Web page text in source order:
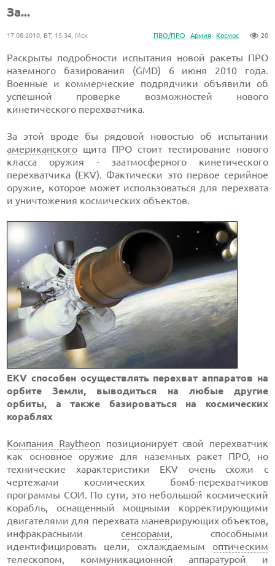
За...
ПВО/ПРО Армия Космос 20
17.08.2010, ВТ, 15:34, Мск
Раскрыты подробности испытания новой ракеты ПРО
наземного базирования (GMD) 6 июня 2010 года.
Военные и коммерческие подрядчики объявили об
успешной проверке возможностей нового
кинетического перехватчика.
За этой вроде бы рядовой новостью об испытании
американского щита ПРО стоит тестирование нового
класса оружия - заатмосферного кинетического
перехватчика (EKV). Фактически это первое серийное
оружие, которое может использоваться для перехвата
и уничтожения космических объектов.
EKV способен осуществлять перехват аппаратов на
орбите Земли, выводиться на любые другие
орбиты, а также базироваться на космических
кораблях
Компания Raytheon позиционирует свой перехватчик
как основное оружие для наземных ракет ПРО, но
технические характеристики EKV очень схожи с
чертежами космических бомб-перехватчиков
программы СОИ. По сути, это небольшой космический
корабль, оснащенный мощными корректирующими
двигателями для перехвата маневрирующих объектов,
инфракрасными сенсорами, способными
идентифицировать цели, охлаждаемым оптическим
телескопом, коммуникационной аппаратурой и